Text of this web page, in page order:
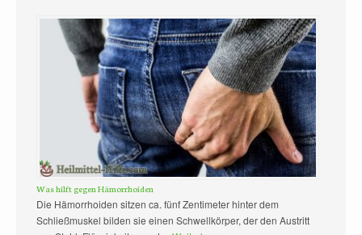
Was hilft gegen Hämorrhoiden
Die Hämorrhoiden sitzen ca. fünf Zentimeter hinter dem
Schließmuskel bilden sie einen Schwellkörper, der den Austritt